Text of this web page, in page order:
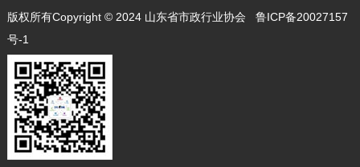
版权所有Copyright © 2024 山东省市政行业协会
鲁ICP备20027157
号-1